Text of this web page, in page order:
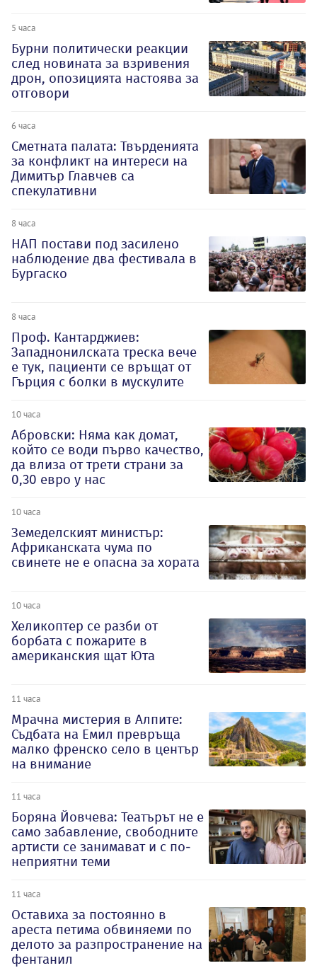
5 часа
Бурни политически реакции
след новината за взривения
дрон, опозицията настоява за
отговори
6 часа
Сметната палата: Твърденията
за конфликт на интереси на
Димитър Главчев са
спекулативни
8 часа
НАП постави под засилено
наблюдение два фестивала в
Бургаско
8 часа
Проф. Кантарджиев:
Западнонилската треска вече
е тук, пациенти се връщат от
Гърция с болки в мускулите
10 часа
Абровски: Няма как домат,
който се води първо качество,
да влиза от трети страни за
0,30 евро у нас
10 часа
Земеделският министър:
Африканската чума по
свинете не е опасна за хората
10 часа
Хеликоптер се разби от
борбата с пожарите в
американския щат Юта
11 часа
Мрачна мистерия в Алпите:
Съдбата на Емил превръща
малко френско село в център
на внимание
11 часа
Боряна Йовчева: Театърът не е
само забавление, свободните
артисти се занимават и с по-
неприятни теми
11 часа
Оставиха за постоянно в
ареста петима обвиняеми по
делото за разпространение на
фентанил